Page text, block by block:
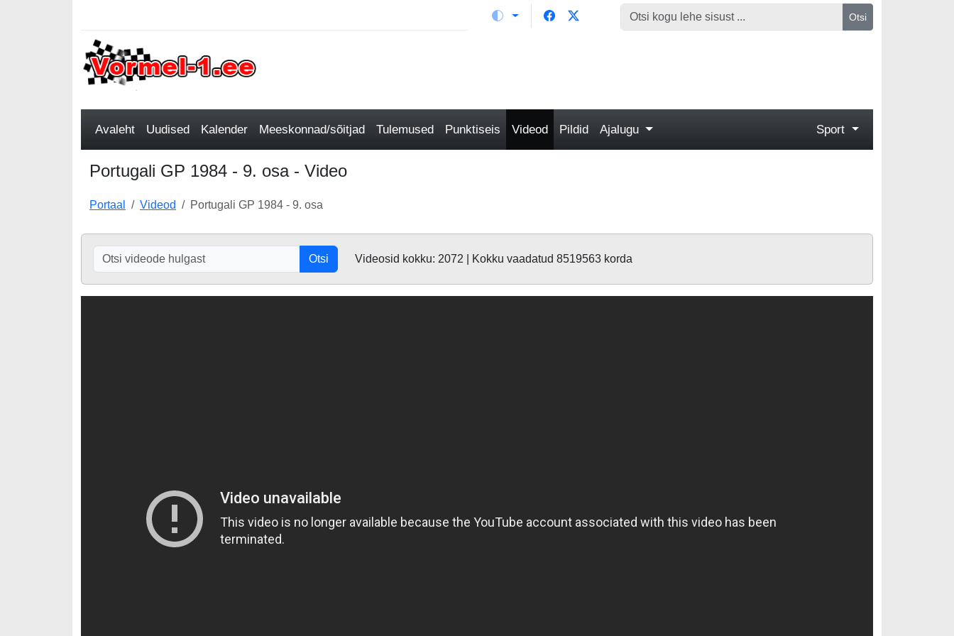
Otsi
Avaleht Uudised Kalender Meeskonnad/sõitjad Tulemused Punktiseis Videod Pildid Ajalugu Sport
Portugali GP 1984 - 9. osa - Video
Portaal Videod Portugali GP 1984 - 9. osa
Otsi Videosid kokku: 2072 | Kokku vaadatud 8519563 korda